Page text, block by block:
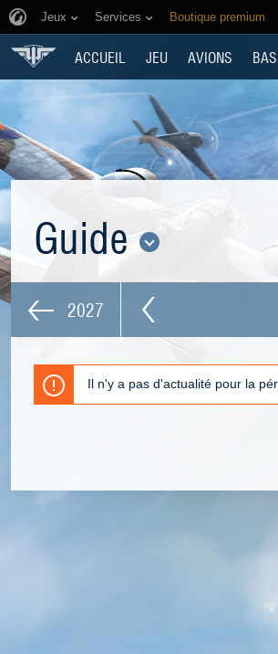
Jeux Services Boutique premium
ACCUEIL JEU AVIONS
Guide
2027
Il n'y a pas d'actualité pour la